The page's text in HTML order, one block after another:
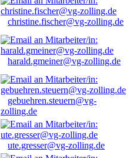
christine.fischer@vg-zolling.de
harald.gmeiner@vg-zolling.de
gebuehren.steuern@vg-
zolling.de
ute.gresser@vg-zolling.de